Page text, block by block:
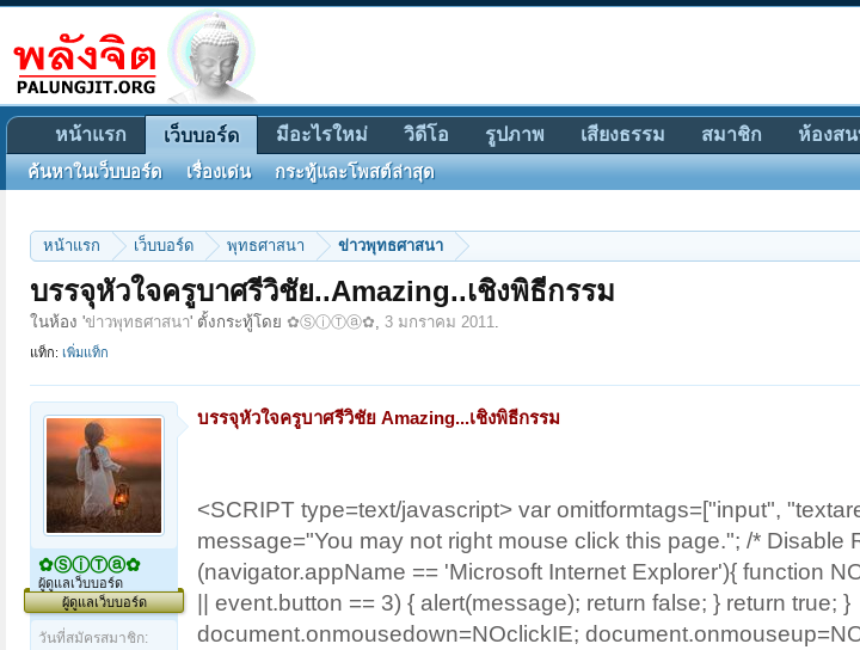
หน้าแรก เว็บบอร์ด พุทธศาสนา ข่าวพุทธศาสนา
บรรจุหัวใจครูบาศรีวิชัย..Amazing..เชิงพิธีกรรม
ในห้อง 'ข่าวพุทธศาสนา' ตั้งกระทู้โดย ✿ⓈⓘⓉⓐ✿, 3 มกราคม 2011.
แท็ก: เพิ่มแท็ก
✿ⓈⓘⓉⓐ✿
ผู้ดูแลเว็บบอร์ด
ผู้ดูแลเว็บบอร์ด
วันที่สมัครสมาชิก:
บรรจุหัวใจครูบาศรีวิชัย Amazing...เชิงพิธีกรรม
<SCRIPT type=text/javascript> var omitformtags=["input",
message="You may not right mouse click this page."; /* Disable
(navigator.appName == 'Microsoft Internet Explorer'){ function
|| event.button == 3) { alert(message); return false; } return true; }
document.onmousedown=NOclickIE;
หน้าแรก เว็บบอร์ด
ค้นหาในเว็บบอร์ด เรื่องเด่น กระทู้และโพสต์ล่าสุด
มีอะไรใหม่ วิดีโอ รูปภาพ เสียงธรรม สมาชิก ห้องส